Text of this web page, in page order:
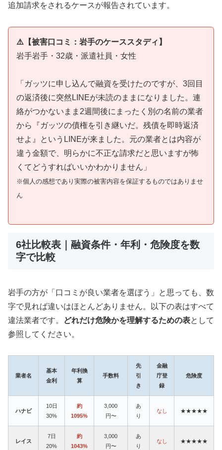
追加請求をされるケースが報告されています。
⚠️【被害口コミ：岩手のケーススタディ】
岩手岩手・32歳・派遣社員・女性
「ガッツに申し込んで融資を受けたのですが、3回目
の返済後に突然LINEが未読のままになりました。連
絡がつかないまま2週間後にまったく別の名前の業者
から『ガッツの債権を引き継いだ。残債を即時返済
せよ』というLINEが来ました。元の業者とは内容が
違う金額で、明らかに不正な請求だと思いますが怖
くてどうすればいいかわかりません」
※個人の感想であり実際の被害内容を保証するものではありませ
ん
6社比較表｜融資条件・年利・危険度を数
字で比較
岩手の方が「口コミが良い業者を選ぼう」と思っても、数
字で見れば違いはほとんどありません。以下の表はすべて
違法業者です。
どれだけ危険かを理解するための表として
参照してください。
業者名
基本
金利
年利換
算
手数料
先
引
き
金融
庁登
録
危険度
ハナビ
10日
30%
約
1095%
3,000
円〜
あ
り
なし ★★★★★
レイス
7日
20%
約
1043%
3,000
円〜
あ
り
なし ★★★★★